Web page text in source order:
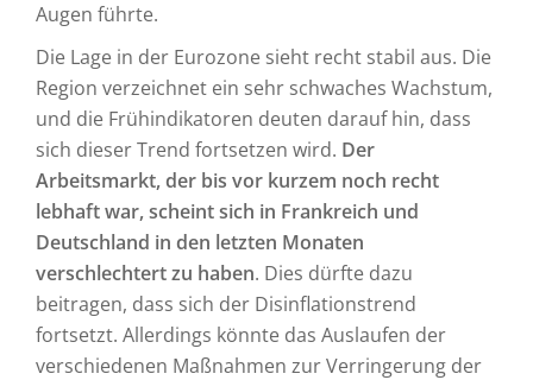
Augen führte.
Die Lage in der Eurozone sieht recht stabil aus. Die
Region verzeichnet ein sehr schwaches Wachstum,
und die Frühindikatoren deuten darauf hin, dass
sich dieser Trend fortsetzen wird. Der
Arbeitsmarkt, der bis vor kurzem noch recht
lebhaft war, scheint sich in Frankreich und
Deutschland in den letzten Monaten
verschlechtert zu haben. Dies dürfte dazu
beitragen, dass sich der Disinflationstrend
fortsetzt. Allerdings könnte das Auslaufen der
verschiedenen Maßnahmen zur Verringerung der